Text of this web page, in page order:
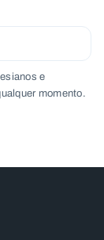
e
momento.